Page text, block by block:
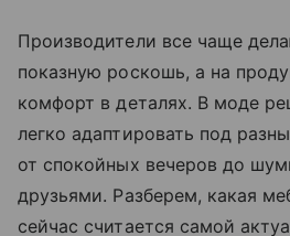
Производители все чаще
показную роскошь, а на
комфорт в деталях. В моде
легко адаптировать под
от спокойных вечеров до
друзьями. Разберем, какая
сейчас считается самой